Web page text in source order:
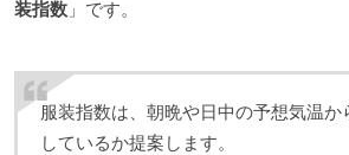
装指数」です。
服装指数は、朝晩や日中の予想気温か
しているか提案します。